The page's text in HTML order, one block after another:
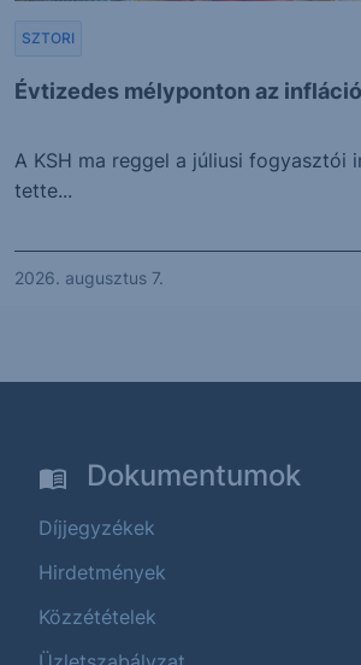
Évtizedes mélyponton az infláció
SZTORI
A KSH ma reggel a júliusi fogyasztói
tette...
2026. augusztus 7.
Dokumentumok
Díjjegyzékek
Hirdetmények
Közzétételek